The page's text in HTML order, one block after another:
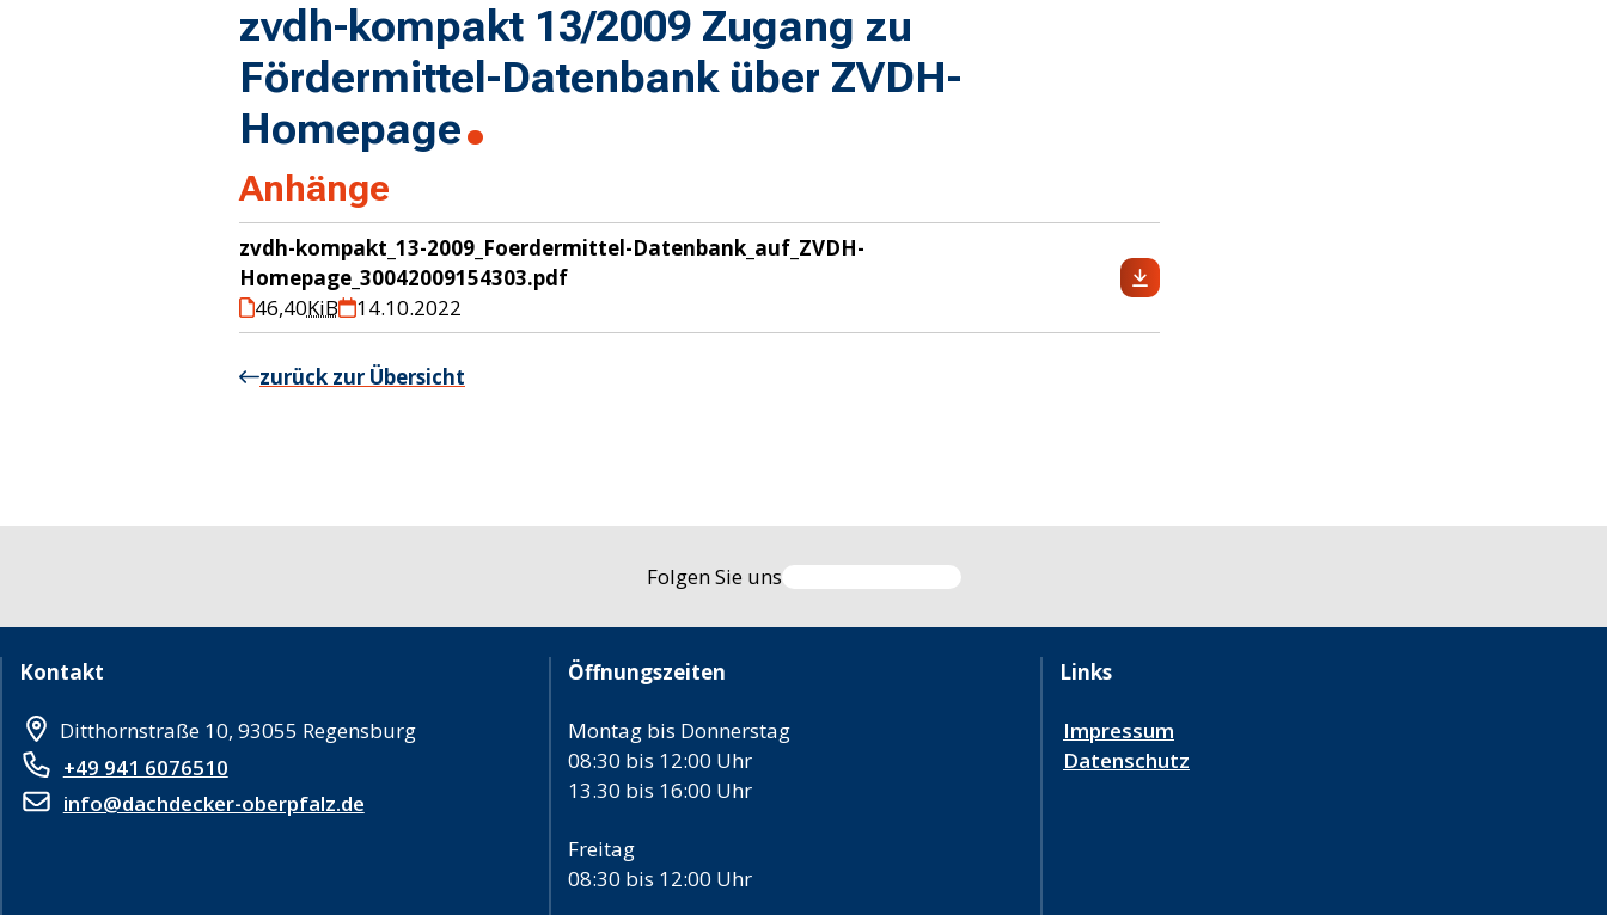
zvdh-kompakt 13/2009 Zugang zu
Fördermittel-Datenbank über ZVDH-
Homepage
Anhänge
zvdh-kompakt_13-2009_Foerdermittel-Datenbank_auf_ZVDH-
Homepage_30042009154303.pdf
46,40KiB 14.10.2022
zurück zur Übersicht
Folgen Sie uns
Kontakt
Ditthornstraße 10, 93055 Regensburg
+49 941 6076510
info@dachdecker-oberpfalz.de
Öffnungszeiten
Montag bis Donnerstag
08:30 bis 12:00 Uhr
13.30 bis 16:00 Uhr
Freitag
08:30 bis 12:00 Uhr
Links
Impressum
Datenschutz